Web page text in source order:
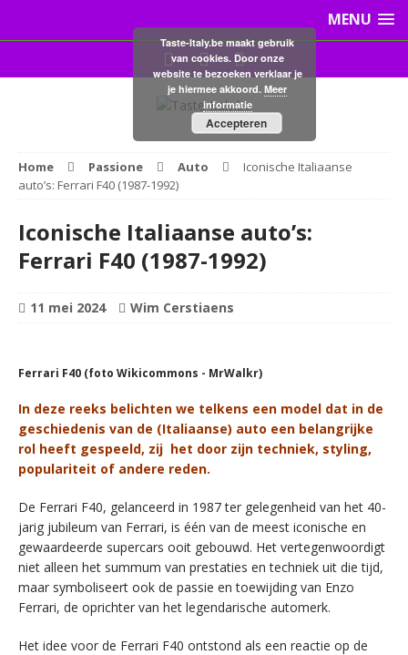
MENU
Home Passione Auto
Iconische Italiaanse
auto’s: Ferrari F40 (1987-1992)
Iconische Italiaanse auto’s:
Ferrari F40 (1987-1992)
11 mei 2024 Wim Cerstiaens
Ferrari F40 (foto Wikicommons - MrWalkr)
In deze reeks belichten we telkens een model dat in de
geschiedenis van de (Italiaanse) auto een belangrijke
rol heeft gespeeld, zij het door zijn techniek, styling,
populariteit of andere reden.
De Ferrari F40, gelanceerd in 1987 ter gelegenheid van het 40-
jarig jubileum van Ferrari, is één van de meest iconische en
gewaardeerde supercars ooit gebouwd. Het vertegenwoordigt
niet alleen het summum van prestaties en techniek uit die tijd,
maar symboliseert ook de passie en toewijding van Enzo
Ferrari, de oprichter van het legendarische automerk.
Het idee voor de Ferrari F40 ontstond als een reactie op de
SchrijfGRATISin als
Voornaam
Achternaam
weer uitschrijven.
Taste-Italy.be maakt gebruik
van cookies. Door onze
website te bezoeken verklaar je
je hiermee akkoord. Meer
informatie
Accepteren